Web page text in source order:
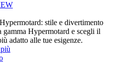
stile e divertimento
gamma Hypermotard e scegli il
adatto alle tue esigenze.